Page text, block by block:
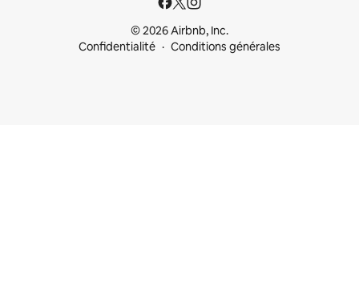
© 2026 Airbnb, Inc.
Confidentialité
Conditions générales